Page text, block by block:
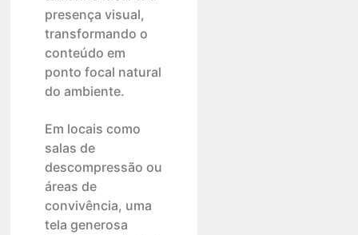
presença visual,
transformando o
conteúdo em
ponto focal natural
do ambiente.
Em locais como
salas de
descompressão ou
áreas de
convivência, uma
tela generosa